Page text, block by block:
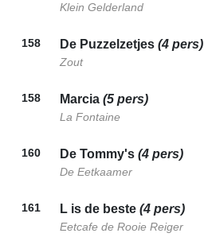
Klein Gelderland
158 De Puzzelzetjes (4 pers)
Zout
158 Marcia (5 pers)
La Fontaine
160 De Tommy's (4 pers)
De Eetkaamer
161 L is de beste (4 pers)
Eetcafe de Rooie Reiger